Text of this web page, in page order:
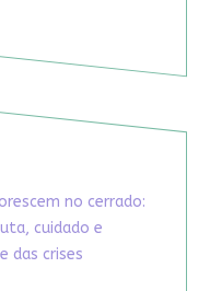
no cerrado:
cuidado e
das crises